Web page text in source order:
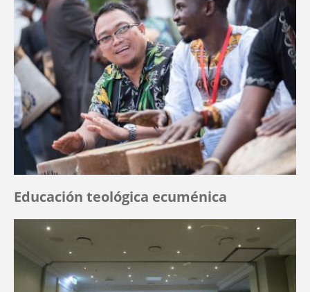
Educación teológica ecuménica